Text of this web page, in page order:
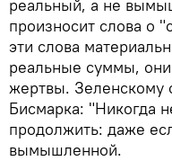
реальный, а не
произносит слова о
эти слова
реальные суммы,
жертвы. Зеленскому
Бисмарка: "Никогда
продолжить: даже
вымышленной.